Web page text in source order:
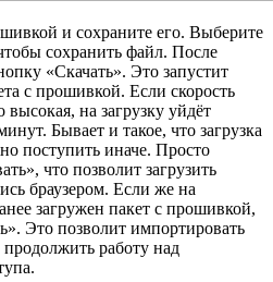
и сохраните его. Выберите
сохранить файл. После
«Скачать». Это запустит
с прошивкой. Если скорость
высокая, на загрузку уйдёт
Бывает и такое, что загрузка
поступить иначе. Просто
что позволит загрузить
браузером. Если же на
загружен пакет с прошивкой,
Это позволит импортировать
работу над